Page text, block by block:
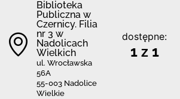
Biblioteka
Publiczna w
Czernicy. Filia
nr 3 w
Nadolicach
Wielkich
ul. Wrocławska
56A
55-003 Nadolice
Wielkie
dostępne:
1 z 1